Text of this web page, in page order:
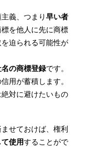
義、つまり早い者
を他人に先に商標
迫られる可能性が
名の商標登録です。
用が蓄積します。
対に避けたいもの
せておけば、権利
使用することがで